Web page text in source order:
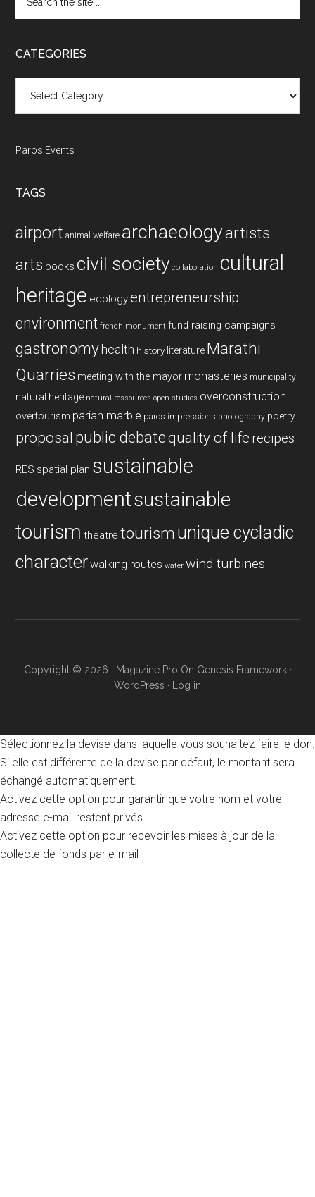
the
CATEGORIES
Paros Events
TAGS
airport animal welfare archaeologyartists
arts books civil society collaboration cultural
heritage ecologyentrepreneurship
environment french monument fund raising campaigns
gastronomy health history literature Marathi
Quarries meeting with the mayor monasteries municipality
natural heritage natural ressources open studios overconstruction
overtourism parian marble paros impressions photography poetry
proposal public debatequality of life recipes
RES spatial plan sustainable
developmentsustainable
tourism theatre tourism unique cycladic
characterwalking routes water wind turbines
Copyright © 2026 · Magazine Pro On Genesis Framework·
WordPress · Log in
Sélectionnez la devise dans laquelle vous souhaitez faire le don.
Si elle est différente de la devise par défaut, le montant sera
échangé automatiquement.
Activez cette option pour garantir que votre nom et votre
adresse e-mail restent privés
Activez cette option pour recevoir les mises à jour de la
collecte de fonds par e-mail